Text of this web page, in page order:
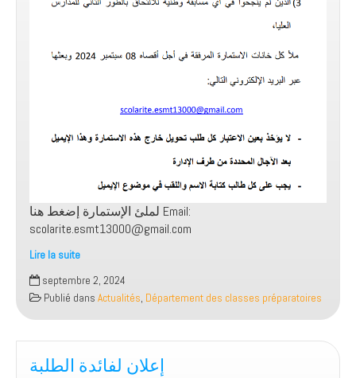
لملئ الإستمارة إضغط هنا Email:
scolarite.esmt13000@gmail.com
Lire la suite
إعلان
خاص
بتحويل
الطلبة
للجامعات
septembre 2, 2024
Publié dans Actualités, Département des classes préparatoires
إعلان لفائدة الطلبة